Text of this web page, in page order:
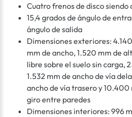
Cuatro frenos de disco siendo
15,4 grados de ángulo de
ángulo de salida
Dimensiones exteriores:
mm de ancho, 1.520 mm de
libre sobre el suelo sin carga,
1.532 mm de ancho de vía
ancho de vía trasero y
giro entre paredes
Dimensiones interiores: 996